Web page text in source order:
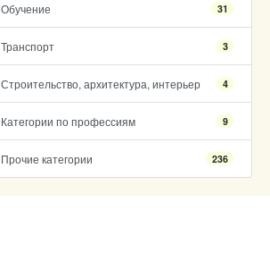
Обучение 31
Транспорт 3
Строительство, архитектура, интерьер 4
Категории по профессиям 9
Прочие категории 236